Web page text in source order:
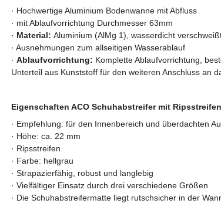
· Hochwertige Aluminium Bodenwanne mit Abfluss
· mit Ablaufvorrichtung Durchmesser 63mm
· Material: Aluminium (AlMg 1), wasserdicht
· Ausnehmungen zum allseitigen Wasserablauf
· Ablaufvorrichtung: Komplette Ablaufvorrichtung,
Unterteil aus Kunststoff für den weiteren Anschluss an
Eigenschaften ACO Schuhabstreifer mit Ripsstreifen
· Empfehlung: für den Innenbereich und überdachten
· Höhe: ca. 22 mm
· Ripsstreifen
· Farbe: hellgrau
· Strapazierfähig, robust und langlebig
· Vielfältiger Einsatz durch drei verschiedene Größen
· Die Schuhabstreifermatte liegt rutschsicher in der